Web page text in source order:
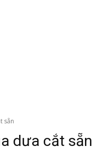
sẵn
dưa cắt sẵn